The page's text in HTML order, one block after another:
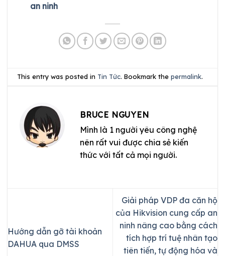
an ninh
This entry was posted in Tin Tức. Bookmark thepermalink.
BRUCE NGUYEN
Mình là 1 người yêu công nghệ
nên rất vui được chia sẻ kiến
thức với tất cả mọi người.
Hướng dẫn gỡ tài khoản
DAHUA qua DMSS
Giải pháp VDP đa căn hộ
của Hikvision cung cấp an
ninh nâng cao bằng cách
tích hợp trí tuệ nhân tạo
tiên tiến, tự động hóa và